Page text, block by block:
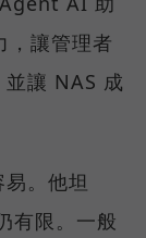
，讓管理者
讓 NAS 成
。他坦
有限。一般